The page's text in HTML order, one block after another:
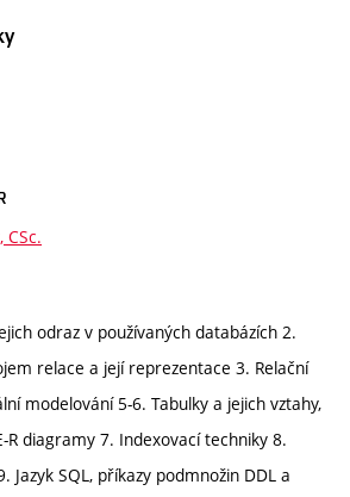
CSc.
odraz v používaných databázích 2.
relace a její reprezentace 3. Relační
modelování 5-6. Tabulky a jejich vztahy,
R diagramy 7. Indexovací techniky 8.
Jazyk SQL, příkazy podmnožin DDL a